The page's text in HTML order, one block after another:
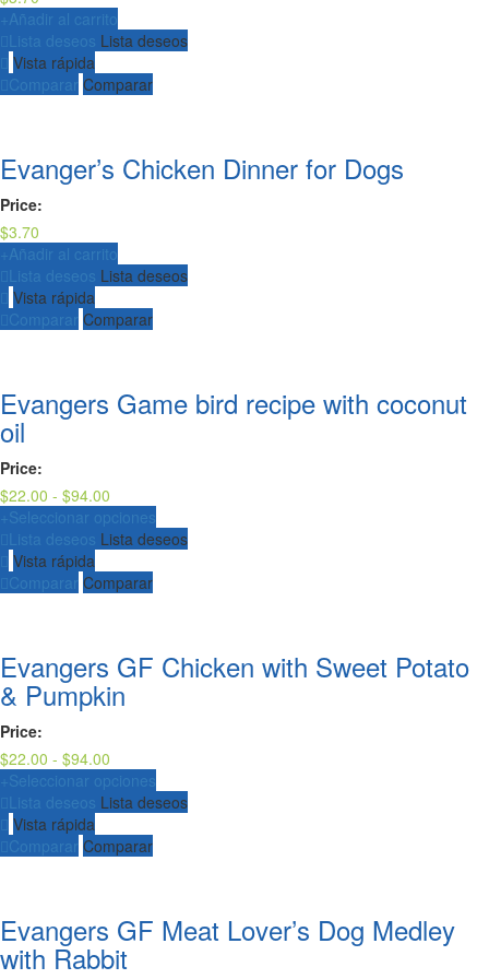
+ Añadir al carrito
Lista deseos Lista deseos
Vista rápida
Comparar Comparar
Evanger’s Chicken Dinner for Dogs
Price:
$3.70
+ Añadir al carrito
Lista deseos Lista deseos
Vista rápida
Comparar Comparar
Evangers Game bird recipe with coconut
oil
Price:
$22.00 - $94.00
de
precios:
$22.00
+ Seleccionar opciones
Lista deseos Lista deseos
Vista rápida
Comparar Comparar
Evangers GF Chicken with Sweet Potato
& Pumpkin
Price:
$22.00 - $94.00
de
precios:
$22.00
+ Seleccionar opciones
Lista deseos Lista deseos
Vista rápida
Comparar Comparar
Evangers GF Meat Lover’s Dog Medley
with Rabbit